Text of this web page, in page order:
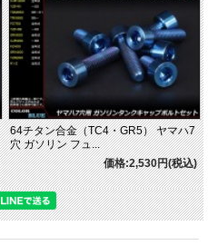
64チタン合金（TC4・GR5） ヤマハ7
穴 ガソリン フュ...
価格:2,530円(税込)